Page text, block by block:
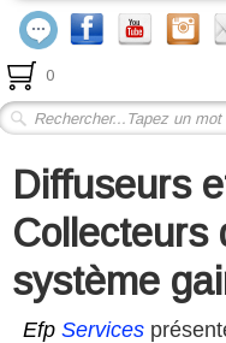
0
Diffuseurs
Collecteurs
système
Efp Services